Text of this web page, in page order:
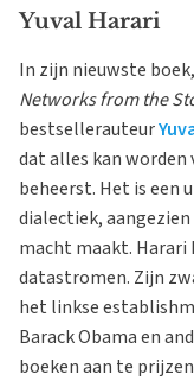
Yuval Harari
In zijn nieuwste boek,
Networks from the
bestsellerauteur
dat alles kan worden
beheerst. Het is een
dialectiek,
macht maakt. Harari
datastromen. Zijn
het linkse
Barack Obama en
boeken aan te